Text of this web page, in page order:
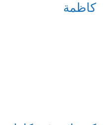
كاظمة